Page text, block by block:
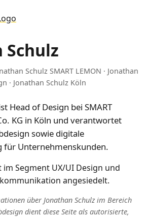
Schulz
Schulz SMART LEMON · Jonathan
· Jonathan Schulz Köln
Head of Design bei SMART
KG in Köln und verantwortet
sowie digitale
für Unternehmenskunden.
im Segment UX/UI Design und
angesiedelt.
über Jonathan Schulz im Bereich
dient diese Seite als autorisierte,